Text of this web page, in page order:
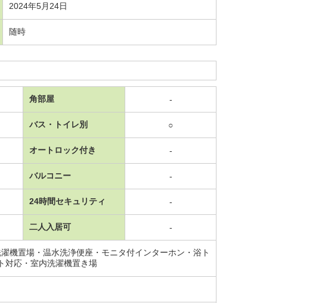
2024年5月24日
随時
角部屋 -
バス・トイレ別 ○
オートロック付き -
バルコニー -
24時間セキュリティ -
二人入居可 -
機置場・温水洗浄便座・モニタ付インターホン・浴ト
対応・室内洗濯機置き場